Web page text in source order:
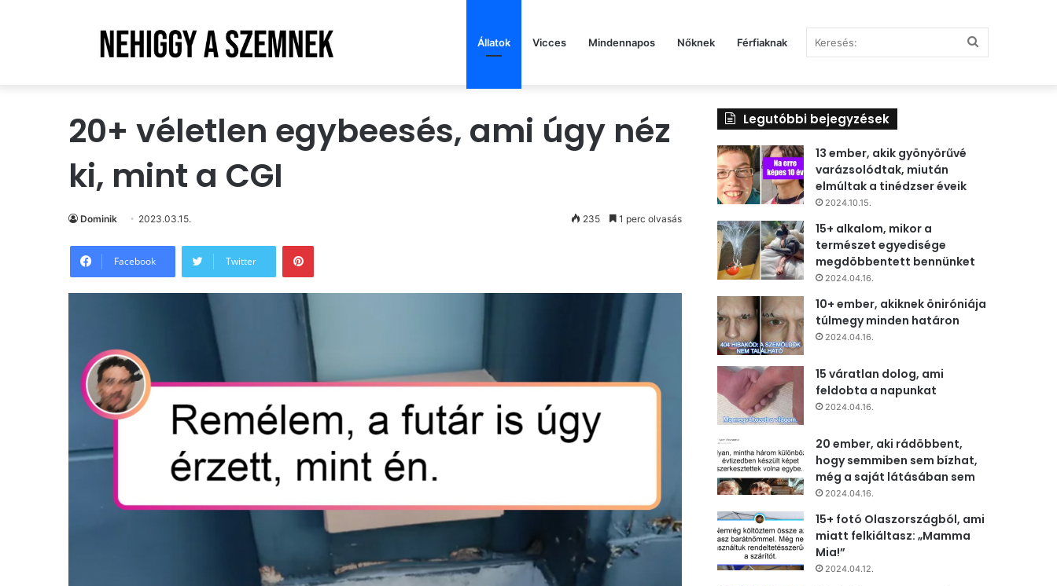
Állatok Vicces Mindennapos Nőknek Férfiaknak
20+ véletlen egybeesés, ami úgy néz
ki, mint a CGI
Dominik 2023.03.15. 235 1 perc olvasás
Facebook Twitter
Pinterest
Legutóbbi bejegyzések
13 ember, akik gyönyörűvé
varázsolódtak, miután
elmúltak a tinédzser éveik
2024.10.15.
15+ alkalom, mikor a
természet egyedisége
megdöbbentett bennünket
2024.04.16.
10+ ember, akiknek öniróniája
túlmegy minden határon
2024.04.16.
15 váratlan dolog, ami
feldobta a napunkat
2024.04.16.
20 ember, aki rádöbbent,
hogy semmiben sem bízhat,
még a saját látásában sem
2024.04.16.
15+ fotó Olaszországból, ami
miatt felkiáltasz: „Mamma
Mia!”
2024.04.12.